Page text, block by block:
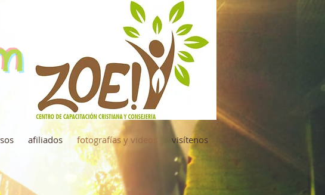
afiliados fotografías y videos visítenos